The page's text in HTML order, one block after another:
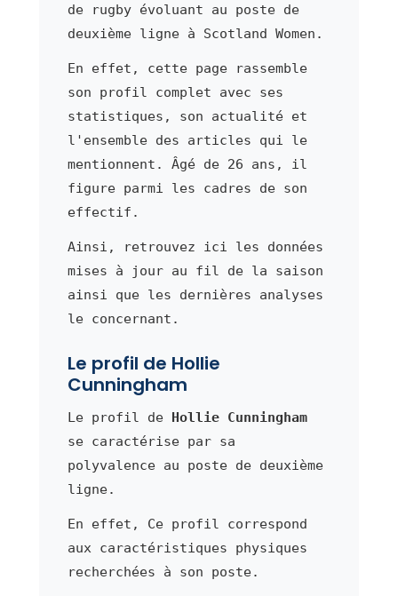
de rugby évoluant au poste de
deuxième ligne à Scotland Women.
En effet, cette page rassemble
son profil complet avec ses
statistiques, son actualité et
l'ensemble des articles qui le
mentionnent. Âgé de 26 ans, il
figure parmi les cadres de son
effectif.
Ainsi, retrouvez ici les données
mises à jour au fil de la saison
ainsi que les dernières analyses
le concernant.
Le profil de Hollie
Cunningham
Le profil de Hollie Cunningham
se caractérise par sa
polyvalence au poste de deuxième
ligne.
En effet, Ce profil correspond
aux caractéristiques physiques
recherchées à son poste.